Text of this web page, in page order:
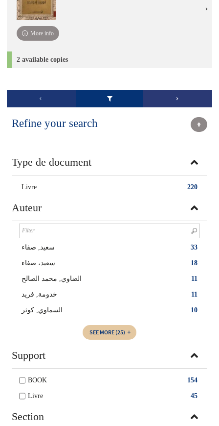
More info
2 available copies
Refine your search
Type de document
220
Livre
Auteur
33 سعيد‏, ‏صفاء‏
18 سعيد، صفاء
11 الضاوي, ‏‏محمد الصالح
11 خدومة, فريد
10 السماوي‏‏, ‏كوثر‏‏
SEE MORE (25)
Support
154
BOOK
45
Livre
Section